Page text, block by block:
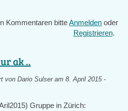
Kommentaren bitteAnmelden oder
Registrieren.
ak ..
von Dario Sulseram 8. April 2015 -
Gruppe in Zürich: